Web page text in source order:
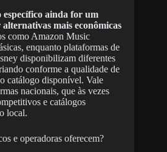
específico ainda for um
mais econômicas
como Amazon Music
enquanto plataformas de
disponibilizam diferentes
conforme a qualidade de
catálogo disponível. Vale
nacionais, que às vezes
e catálogos
local.
e operadoras oferecem?